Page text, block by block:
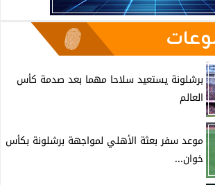
برشلونة يستعيد سلاحا مهما بعد صدمة كأس
العالم
موعد سفر بعثة الأهلي لمواجهة برشلونة بكأس
خوان...